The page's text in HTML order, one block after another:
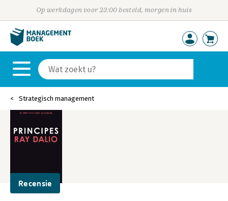
Op werkdagen voor 23:00 besteld, morgen in huis
Strategisch management
Recensie